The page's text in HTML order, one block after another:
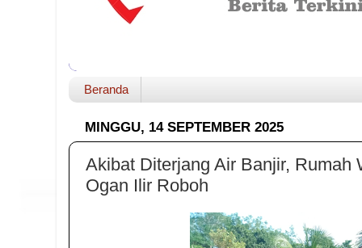
Beranda
MINGGU, 14 SEPTEMBER 2025
Akibat Diterjang Air Banjir, Rumah
Ogan Ilir Roboh